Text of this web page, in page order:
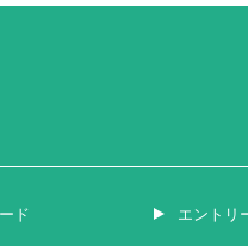
ド エントリ